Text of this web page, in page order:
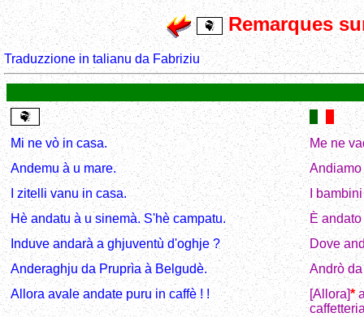
Remarques
Traduzzione in talianu da Fabriziu
Mi ne vò in casa.
Me ne
Andemu à u mare.
Andiamo
I zitelli vanu in casa.
I
Hè andatu à u sinemà. S'hè campatu.
È
Induve andarà a ghjuventù d'oghje ?
Dove
Anderaghju da Pruprìa à Belgudè.
Andrò
Allora avale andate puru in caffè ! !
[Allora]*